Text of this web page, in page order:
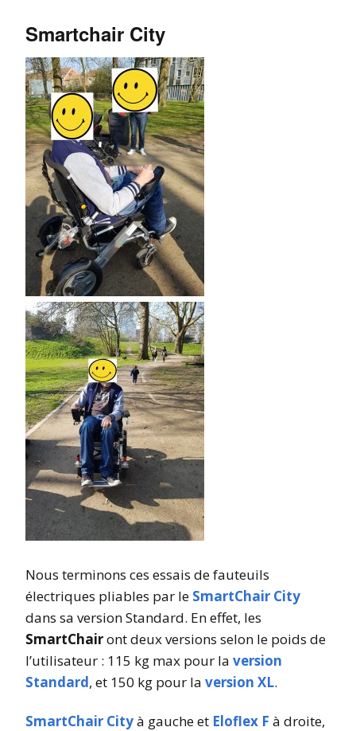
Smartchair City
Nous terminons ces essais de fauteuils
électriques pliables par le SmartChair City
dans sa version Standard. En effet, les
SmartChairont deux versions selon le poids de
l’utilisateur : 115 kg max pour la version
Standard, et 150 kg pour la version XL.
SmartChair Cityà gauche et Eloflex F à droite,